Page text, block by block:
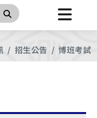
搜尋
招生公告 博班考試